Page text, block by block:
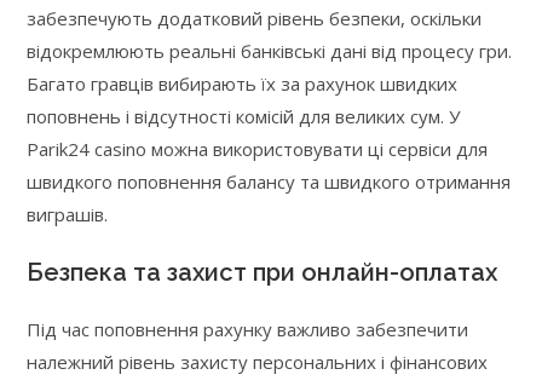
забезпечують додатковий рівень безпеки, оскільки
відокремлюють реальні банківські дані від процесу гри.
Багато гравців вибирають їх за рахунок швидких
поповнень і відсутності комісій для великих сум. У
Parik24 casino можна використовувати ці сервіси для
швидкого поповнення балансу та швидкого отримання
виграшів.
Безпека та захист при онлайн-оплатах
Під час поповнення рахунку важливо забезпечити
належний рівень захисту персональних і фінансових